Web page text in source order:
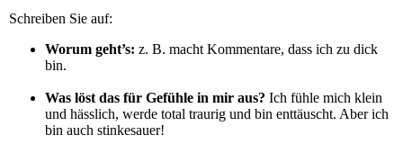
Schreiben Sie auf:
Worum geht’s: z. B. macht Kommentare, dass ich zu dick
bin.
Was löst das für Gefühle in mir aus? Ich fühle mich klein
und hässlich, werde total traurig und bin enttäuscht. Aber ich
bin auch stinkesauer!